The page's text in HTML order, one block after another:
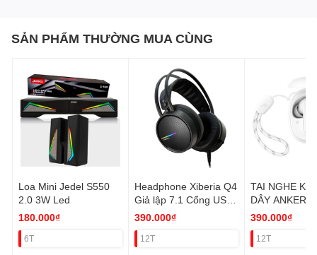
SẢN PHẨM THƯỜNG MUA CÙNG
Loa Mini Jedel S550
2.0 3W Led
180.000₫
6T
Headphone Xiberia Q4
Giả lập 7.1 Cổng USB
VAT
390.000₫
12T
TAI NGHE
DÂY ANKER
390.000₫
12T